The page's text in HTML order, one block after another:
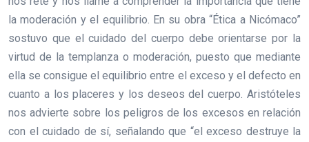
la moderación y el equilibrio. En su obra “Ética a Nicómaco”
sostuvo que el cuidado del cuerpo debe orientarse por la
virtud de la templanza o moderación, puesto que mediante
ella se consigue el equilibrio entre el exceso y el defecto en
cuanto a los placeres y los deseos del cuerpo. Aristóteles
nos advierte sobre los peligros de los excesos en relación
con el cuidado de sí, señalando que “el exceso destruye la